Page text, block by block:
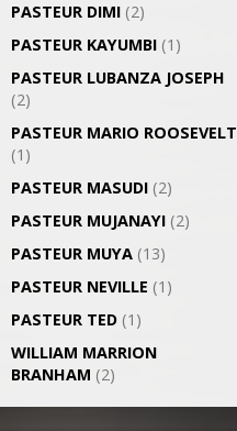
PASTEUR DIMI (2)
PASTEUR KAYUMBI (1)
PASTEUR LUBANZA JOSEPH
(2)
PASTEUR MARIO ROOSEVELT
(1)
PASTEUR MASUDI (2)
PASTEUR MUJANAYI (2)
PASTEUR MUYA (13)
PASTEUR NEVILLE (1)
PASTEUR TED (1)
WILLIAM MARRION
BRANHAM (2)